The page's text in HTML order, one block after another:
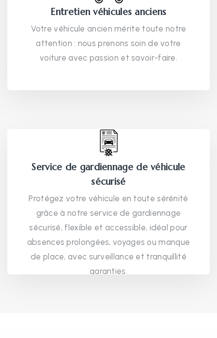
Entretien véhicules anciens
Votre véhicule ancien mérite toute notre
attention : nous prenons soin de votre
voiture avec passion et savoir-faire.
Service de gardiennage de véhicule
sécurisé
Protégez votre véhicule en toute sérénité
grâce à notre service de gardiennage
sécurisé, flexible et accessible, idéal pour
absences prolongées, voyages ou manque
de place, avec surveillance et tranquillité
garanties.